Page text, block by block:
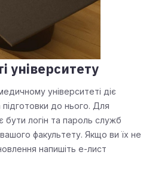
університету
університеті діє
до нього. Для
логін та пароль служб
факультету. Якщо ви їх не
напишіть е-лист